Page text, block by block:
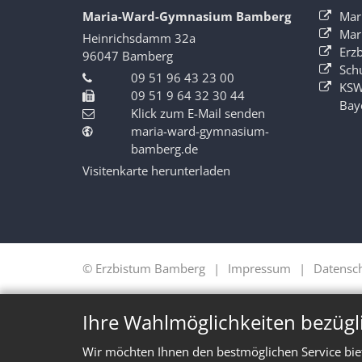
Ihre Wahlmöglichkeiten
Wir möchten Ihnen den bestmöglichen Service
Maria-Ward-Gymnasium Bamberg
Heinrichsdamm 32a
96047 Bamberg
09 51 96 43 23 00
09 51 9 64 32 30 44
Klick zum E-Mail senden
maria-ward-gymnasium-
bamberg.de
Visitenkarte herunterladen
© Erzbistum Bamberg Impressum